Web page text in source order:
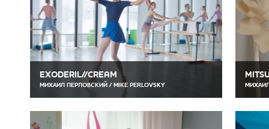
EXODERIL//CREAM
МИХАИЛ ПЕРЛОВСКИЙ / MIKE PERLOVSKY МИХАИЛ